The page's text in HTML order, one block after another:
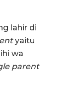
lahir di
yaitu
wa
parent